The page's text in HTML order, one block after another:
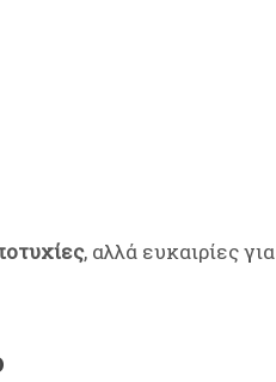
, αλλά ευκαιρίες για